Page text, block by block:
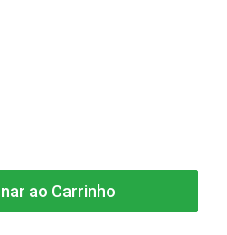
ao Carrinho